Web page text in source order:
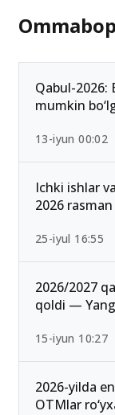
Ommabop
Qabul-2026:
mumkin
13-iyun 00:02
Ichki ishlar
2026
25-iyul 16:55
2026/2027
qoldi —
15-iyun 10:27
2026-yilda
OTMlar